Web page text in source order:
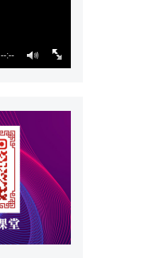
--:--